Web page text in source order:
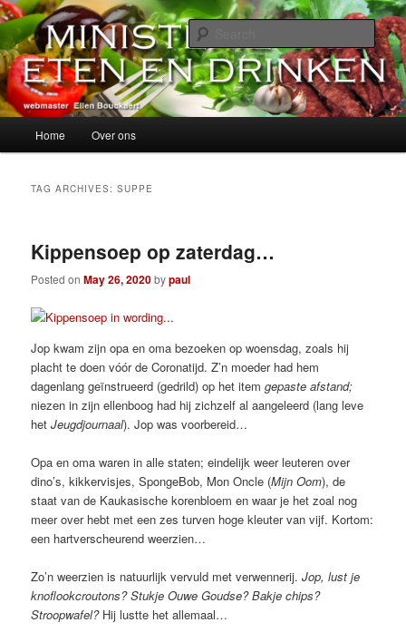
Skip
to
primary
content
Skip
to
secondary
contentMinisterie van Eten en Drinken
alles over eten, drinken en andere genoegens…
Home Over ons
TAG ARCHIVES:SUPPE
Kippensoep op zaterdag…
Posted onMay 26, 2020bypaul
Jop kwam zijn opa en oma bezoeken op woensdag, zoals hij
placht te doen vóór de Coronatijd. Z’n moeder had hem
dagenlang geïnstrueerd (gedrild) op het itemgepaste afstand;
niezen in zijn ellenboog had hij zichzelf al aangeleerd (lang leve
hetJeugdjournaal). Jop was voorbereid…
Opa en oma waren in alle staten; eindelijk weer leuteren over
dino’s, kikkervisjes, SpongeBob, Mon Oncle (Mijn Oom), de
staat van de Kaukasische korenbloem en waar je het zoal nog
meer over hebt met een zes turven hoge kleuter van vijf. Kortom:
een hartverscheurend weerzien…
Zo’n weerzien is natuurlijk vervuld met verwennerij.Jop, lust je
knoflookcroutons? Stukje Ouwe Goudse? Bakje chips?
Stroopwafel?Hij lustte het allemaal…